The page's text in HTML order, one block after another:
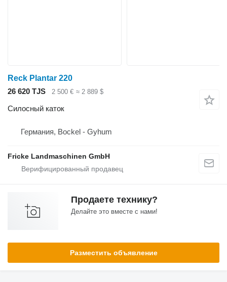
Reck Plantar 220
26 620 TJS
2 500 € ≈ 2 889 $
Силосный каток
Германия, Bockel - Gyhum
Fricke Landmaschinen GmbH
Продаете технику?
Делайте это вместе с нами!
Разместить объявление